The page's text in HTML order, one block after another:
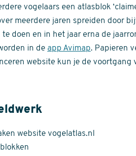
vogelaars een atlasblok
meerdere jaren spreiden door
doen en in het jaar erna de
in de app Avimap. Papieren
website kun je de voortgang
website vogelatlas.nl